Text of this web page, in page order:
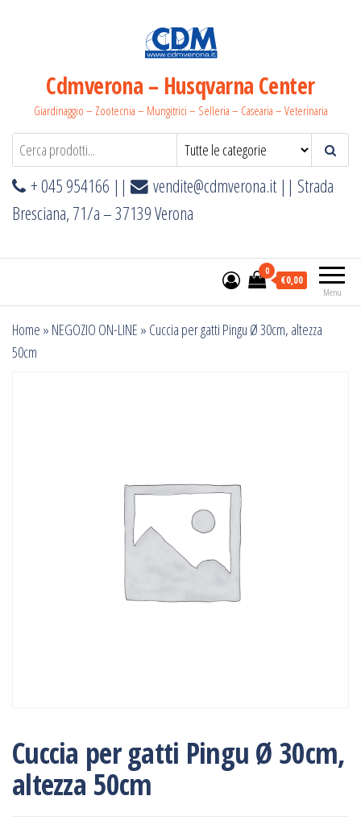
Cdmverona – Husqvarna Center
Giardinaggio – Zootecnia – Mungitrici – Selleria – Casearia – Veterinaria
+ 045 954166 || vendite@cdmverona.it || Strada
Bresciana, 71/a – 37139 Verona
Menu
0
€0,00
Home » NEGOZIO ON-LINE » Cuccia per gatti Pingu Ø 30cm, altezza
50cm
Cuccia per gatti Pingu Ø 30cm,
altezza 50cm